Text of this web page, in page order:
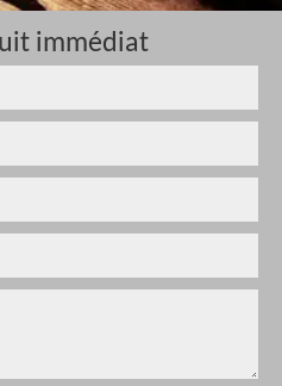
immédiat